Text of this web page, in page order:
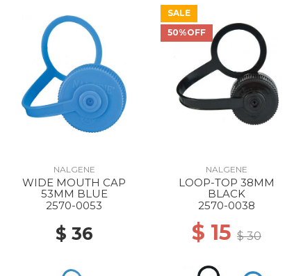
NALGENE
WIDE MOUTH CAP
53MM BLUE
2570-0053
$ 36
SALE
50%OFF
NALGENE
LOOP-TOP 38MM
BLACK
2570-0038
$ 15 $ 30